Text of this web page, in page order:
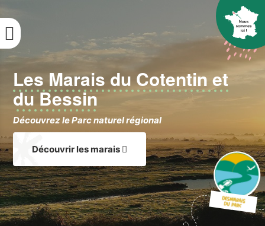
contenu
principal
Les Marais du Cotentin et
du Bessin
Découvrez le Parc naturel régional
Découvrir les marais